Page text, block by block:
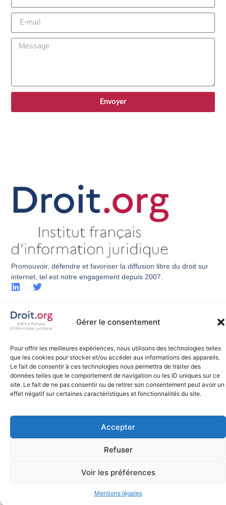
Gérer le consentement
Pour offrir les meilleures expériences, nous utilisons des technologies telles
que les cookies pour stocker et/ou accéder aux informations des appareils.
Le fait de consentir à ces technologies nous permettra de traiter des
données telles que le comportement de navigation ou les ID uniques sur ce
site. Le fait de ne pas consentir ou de retirer son consentement peut avoir un
effet négatif sur certaines caractéristiques et fonctionnalités du site.
Accepter
Refuser
Voir les préférences
Mentions légales
Promouvoir, défendre et favoriser la diffusion libre du droit sur
internet, tel est notre engagement depuis 2007.
Envoyer
silexia.legal